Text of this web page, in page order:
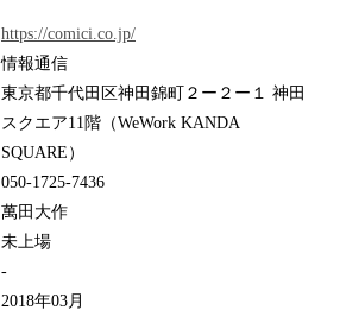
https://comici.co.jp/
情報通信
東京都千代田区神田錦町２ー２ー１ 神田
スクエア11階（WeWork KANDA
SQUARE）
050-1725-7436
萬田大作
未上場
-
2018年03月